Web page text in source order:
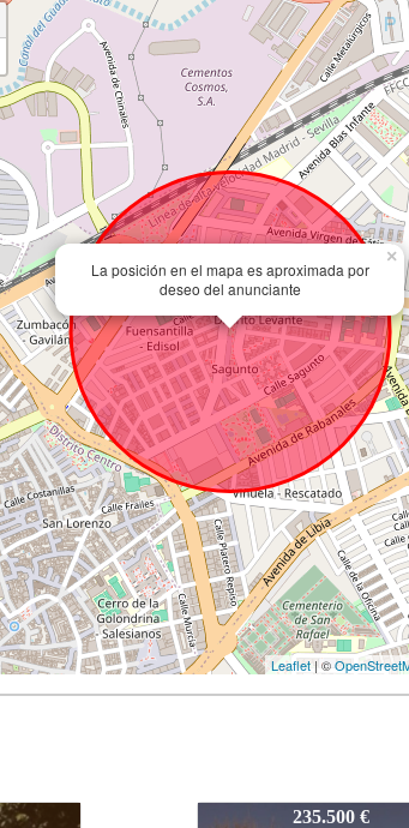
La posición en el mapa es aproximada por
deseo del anunciante
×
Leaflet| ©
115-MC60236LOL
230.000 €